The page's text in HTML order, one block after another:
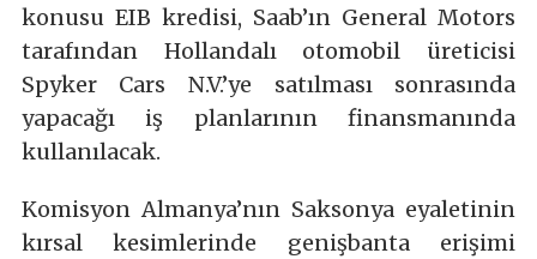
konusu EIB kredisi, Saab’ın General Motors
tarafından Hollandalı otomobil üreticisi
Spyker Cars N.V.’ye satılması sonrasında
yapacağı iş planlarının finansmanında
kullanılacak.
Komisyon Almanya’nın Saksonya eyaletinin
kırsal kesimlerinde genişbanta erişimi